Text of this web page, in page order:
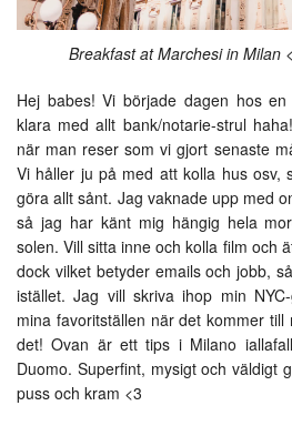
Breakfast at Marchesi in Milan
Hej babes! Vi började dagen hos
klara med allt bank/notarie-strul
när man reser som vi gjort senaste
Vi håller ju på med att kolla hus osv,
göra allt sånt. Jag vaknade upp med
så jag har känt mig hängig hela
solen. Vill sitta inne och kolla film och
dock vilket betyder emails och jobb,
istället. Jag vill skriva ihop min
mina favoritställen när det kommer
det! Ovan är ett tips i Milano
Duomo. Superfint, mysigt och väldigt
puss och kram <3